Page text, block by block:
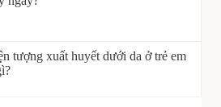
tượng xuất huyết dưới da ở trẻ em